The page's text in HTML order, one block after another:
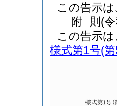
この告示
附 則 (
この告示
様式第1号(